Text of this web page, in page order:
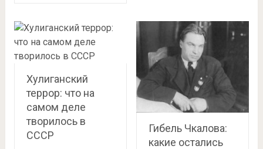
Хулиганский
террор: что на
самом деле
творилось в
СССР
Гибель Чкалова:
какие остались